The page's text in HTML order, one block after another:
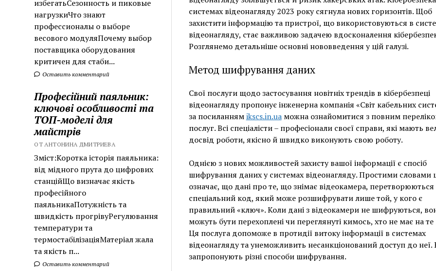
избегатьСезонность и пиковые
нагрузкиЧто знают
профессионалы о выборе
весового модуляПочему выбор
поставщика оборудования
критичен для стаби...
Оставить комментарий
Професійний паяльник:
ключові особливості та
ТОП-моделі для
майстрів
ОТ АНТОНИНА ДМИТРИЕВА
Зміст:Коротка історія паяльника:
від мідного прута до цифрових
станційЩо визначає якість
професійного
паяльникаПотужність та
швидкість прогрівуРегулювання
температури та
термостабілізаціяМатеріал жала
та якість п...
Оставить комментарий
системах відеонагляду 2023 року сягнула нових горизонтів. Щоб
захистити інформацію та пристрої, що використовуються в
відеонагляду, стає важливою задачею вдосконалення
Розглянемо детальніше основні нововведення у цій галузі.
Метод шифрування даних
Свої послуги щодо застосування новітніх трендів в кібербезпеці
відеонагляду пропонує інженерна компанія «Світ кабельних
за посиланнямikscs.in.uaможна ознайомитися з повним
послуг. Всі спеціалісти – професіонали своєї справи, які мають
досвід роботи, якісно й швидко виконують свою роботу.
Однією з нових можливостей захисту вашої інформації є спосіб
шифрування даних у системах відеонагляду. Простими словами
означає, що дані про те, що знімає відеокамера, перетворюються
спеціальний код, який може розшифрувати лише той, у кого є
правильний «ключ». Коли дані з відеокамери не шифруються,
можуть бути перехоплені чи переглянуті кимось, хто не має на те
Ця послуга допоможе в протидії витоку інформації в системах
відеонагляду та унеможливить несанкціонований доступ до неї.
запропонують різні способи шифрування.